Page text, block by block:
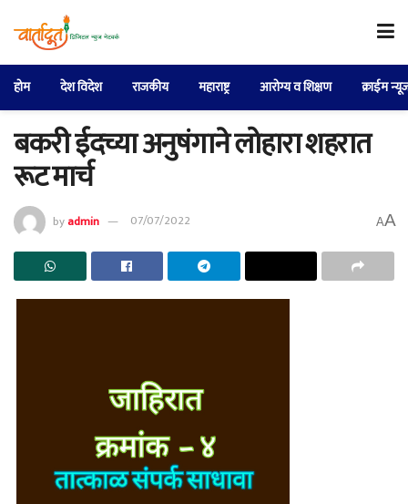
होम देश विदेश राजकीय महाराष्ट्र आरोग्य व शिक्षण क्राईम
बकरी ईदच्या अनुषंगाने लोहारा शहरात
रूट मार्च
byadmin 07/07/2022 AA